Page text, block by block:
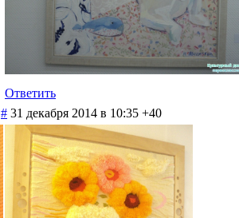
Ответить
# 31 декабря 2014 в 10:35 +40